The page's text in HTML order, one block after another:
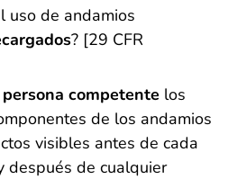
uso de andamios
? [29 CFR
persona competente los
de los andamios
visibles antes de cada
después de cualquier